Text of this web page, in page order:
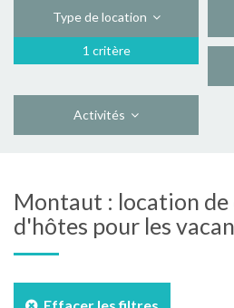
Type de location
1 critère
Activités
Montaut : location de
d'hôtes pour les